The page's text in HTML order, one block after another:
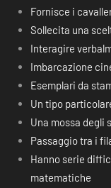
Fornisce i
Sollecita una
Interagire
Imbarcazione
Esemplari da
Un tipo
Una mossa degli
Passaggio tra i
Hanno serie
matematiche